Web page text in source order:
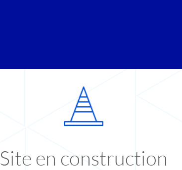
Site en construction